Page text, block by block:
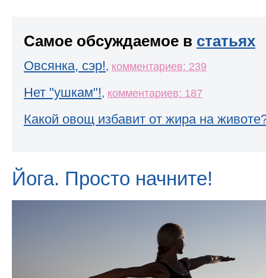
Самое обсуждаемое в статьях
Овсянка, сэр!, комментариев: 239
Нет "ушкам"!, комментариев: 187
Какой овощ избавит от жира на
Йога. Просто начните!